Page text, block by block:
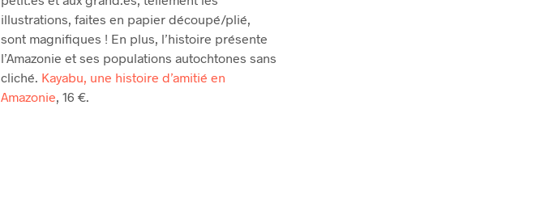
illustrations, faites en papier découpé/plié,
sont magnifiques ! En plus, l’histoire présente
l’Amazonie et ses populations autochtones sans
cliché. Kayabu, une histoire d’amitié en
Amazonie, 16 €.